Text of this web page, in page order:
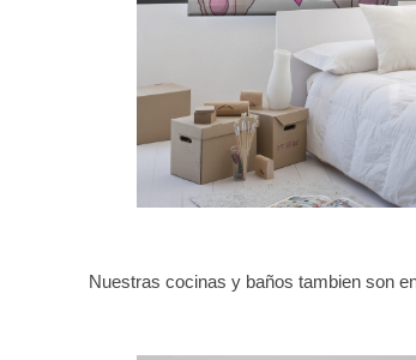
Nuestras cocinas y baños tambien son